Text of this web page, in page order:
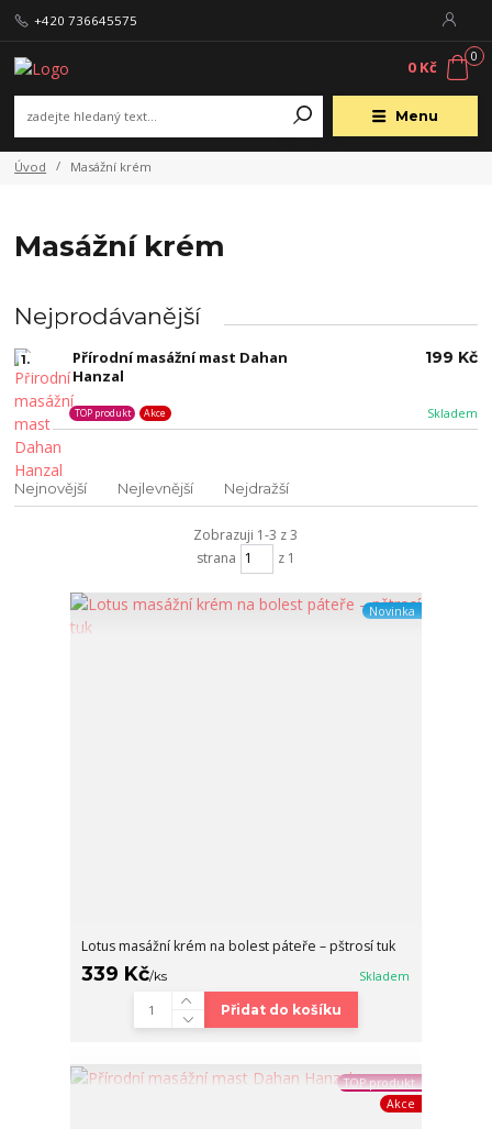
Menu
+420 736645575
0
0 Kč
Úvod Masážní krém
Masážní krém
Nejprodávanější
1.
Přírodní masážní mast Dahan
Hanzal
Skladem
TOP produkt Akce
199 Kč
Nejnovější Nejlevnější Nejdražší
Zobrazuji 1-3 z 3
strana
z 1
Novinka
Lotus masážní krém na bolest páteře – pštrosí tuk
339 Kč/ks Skladem
Přidat do košíku
TOP produkt
Akce